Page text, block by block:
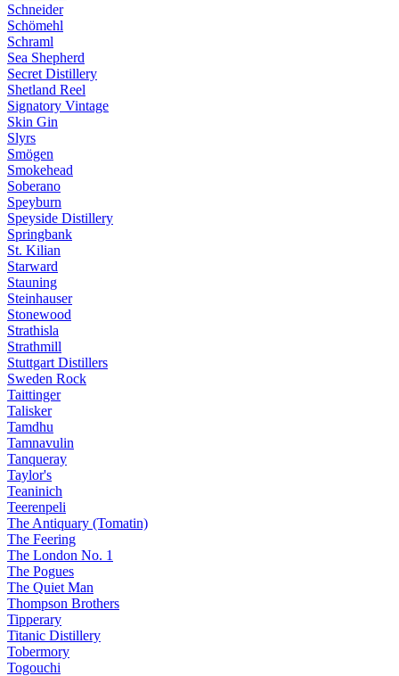
Schneider
Schömehl
Schraml
Sea Shepherd
Secret Distillery
Shetland Reel
Signatory Vintage
Skin Gin
Slyrs
Smögen
Smokehead
Soberano
Speyburn
Speyside Distillery
Springbank
St. Kilian
Starward
Stauning
Steinhauser
Stonewood
Strathisla
Strathmill
Stuttgart Distillers
Sweden Rock
Taittinger
Talisker
Tamdhu
Tamnavulin
Tanqueray
Taylor's
Teaninich
Teerenpeli
The Antiquary (Tomatin)
The Feering
The London No. 1
The Pogues
The Quiet Man
Thompson Brothers
Tipperary
Titanic Distillery
Tobermory
Togouchi